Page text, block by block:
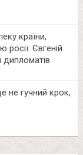
країни,
росії: Євгеній
дипломатів
не гучний крок,